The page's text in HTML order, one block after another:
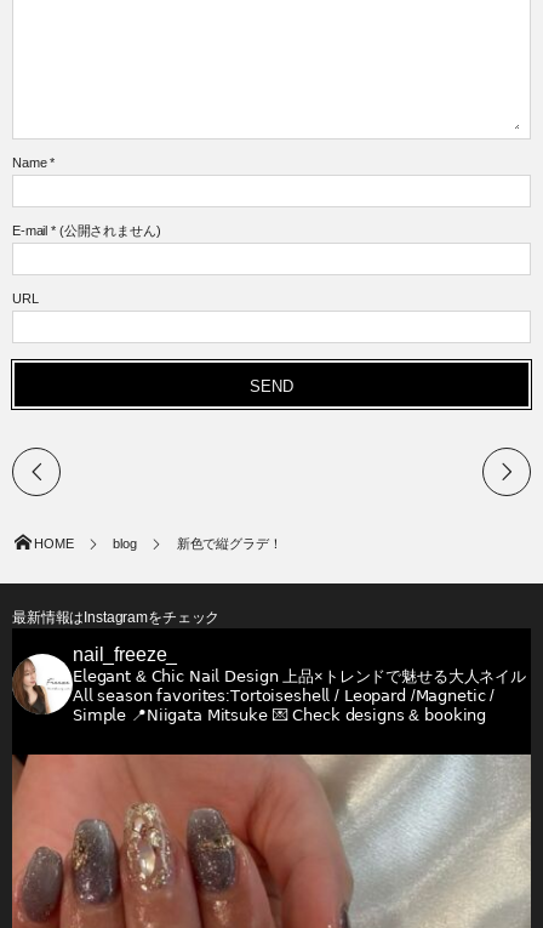
Name *
E-mail *(公開されません)
URL
HOME blog 新色で縦グラデ！
最新情報はInstagramをチェック
nail_freeze_
𝖤𝗅𝖾𝗀𝖺𝗇𝗍 & 𝖢𝗁𝗂𝖼 𝖭𝖺𝗂𝗅 𝖣𝖾𝗌𝗂𝗀𝗇上品×トレンドで魅せる大人ネイル
𝖠𝗅𝗅 𝗌𝖾𝖺𝗌𝗈𝗇 𝖿𝖺𝗏𝗈𝗋𝗂𝗍𝖾𝗌:𝖳𝗈𝗋𝗍𝗈𝗂𝗌𝖾𝗌𝗁𝖾𝗅𝗅 / 𝖫𝖾𝗈𝗉𝖺𝗋𝖽 /𝖬𝖺𝗀𝗇𝖾𝗍𝗂𝖼 /
𝖲𝗂𝗆𝗉𝗅𝖾 📍𝖭𝗂𝗂𝗀𝖺𝗍𝖺 𝖬𝗂𝗍𝗌𝗎𝗄𝖾💌 𝖢𝗁𝖾𝖼𝗄 𝖽𝖾𝗌𝗂𝗀𝗇𝗌 & 𝖻𝗈𝗈𝗄𝗂𝗇𝗀